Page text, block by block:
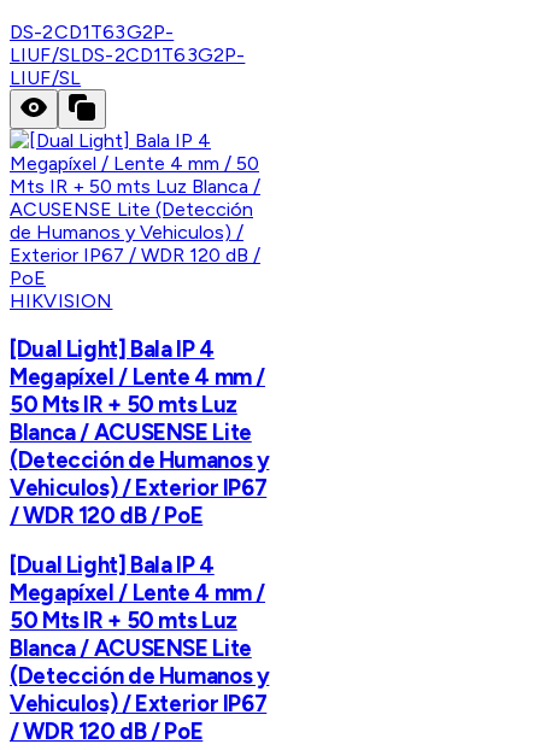
DS-2CD1T63G2P-
LIUF/SLDS-2CD1T63G2P-
LIUF/SL
HIKVISION
[Dual Light] Bala IP 4
Megapíxel / Lente 4 mm /
50 Mts IR + 50 mts Luz
Blanca / ACUSENSE Lite
(Detección de Humanos y
Vehiculos) / Exterior IP67
/ WDR 120 dB / PoE
[Dual Light] Bala IP 4
Megapíxel / Lente 4 mm /
50 Mts IR + 50 mts Luz
Blanca / ACUSENSE Lite
(Detección de Humanos y
Vehiculos) / Exterior IP67
/ WDR 120 dB / PoE